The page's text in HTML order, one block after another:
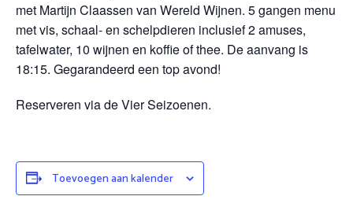
met Martijn Claassen van Wereld Wijnen. 5 gangen menu
met vis, schaal- en schelpdieren inclusief 2 amuses,
tafelwater, 10 wijnen en koffie of thee. De aanvang is
18:15. Gegarandeerd een top avond!
Reserveren via de Vier Seizoenen.
Toevoegen aan kalender